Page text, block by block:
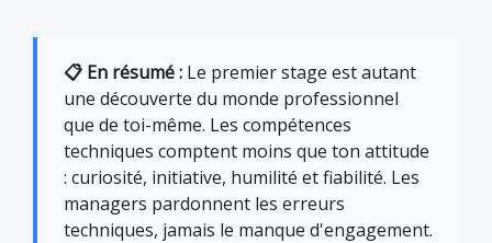
📋 En résumé : Le premier stage est autant
une découverte du monde professionnel
que de toi-même. Les compétences
techniques comptent moins que ton attitude
: curiosité, initiative, humilité et fiabilité. Les
managers pardonnent les erreurs
techniques, jamais le manque d'engagement.